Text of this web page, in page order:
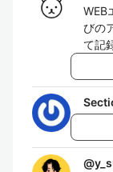
WEB
びの
て記
@